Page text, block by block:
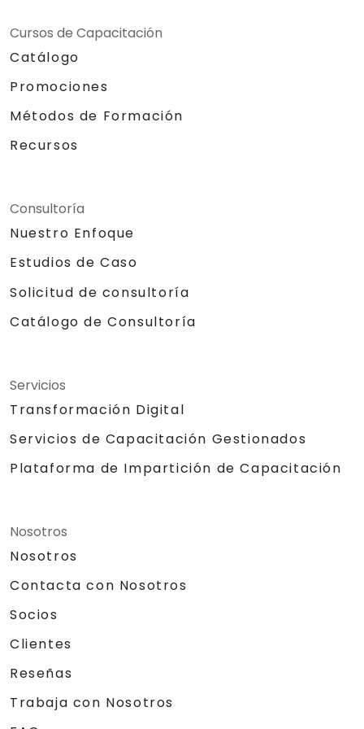
Cursos de Capacitación
Catálogo
Promociones
Métodos de Formación
Recursos
Consultoría
Nuestro Enfoque
Estudios de Caso
Solicitud de consultoría
Catálogo de Consultoría
Servicios
Transformación Digital
Servicios de Capacitación Gestionados
Plataforma de Impartición de Capacitación
Nosotros
Nosotros
Contacta con Nosotros
Socios
Clientes
Reseñas
Trabaja con Nosotros